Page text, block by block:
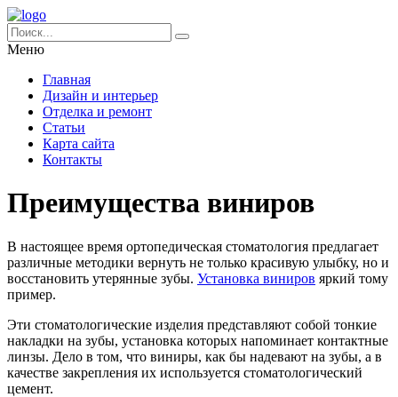
Меню
Главная
Дизайн и интерьер
Отделка и ремонт
Статьи
Карта сайта
Контакты
Преимущества виниров
В настоящее время ортопедическая стоматология предлагает
различные методики вернуть не только красивую улыбку, но и
восстановить утерянные зубы. Установка виниров яркий тому
пример.
Эти стоматологические изделия представляют собой тонкие
накладки на зубы, установка которых напоминает контактные
линзы. Дело в том, что виниры, как бы надевают на зубы, а в
качестве закрепления их используется стоматологический
цемент.